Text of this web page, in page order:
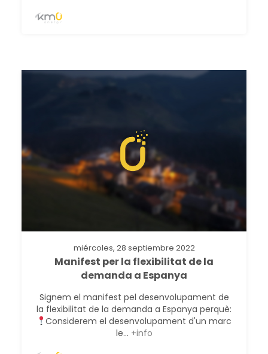
miércoles, 28 septiembre 2022
Manifest per la flexibilitat de la
demanda a Espanya
Signem el manifest pel desenvolupament de
la flexibilitat de la demanda a Espanya perquè:
Considerem el desenvolupament d'un marc
le... +info